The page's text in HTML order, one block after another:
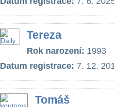
Tereza
Rok narození: 1993
Datum registrace: 7. 12.
Tomáš